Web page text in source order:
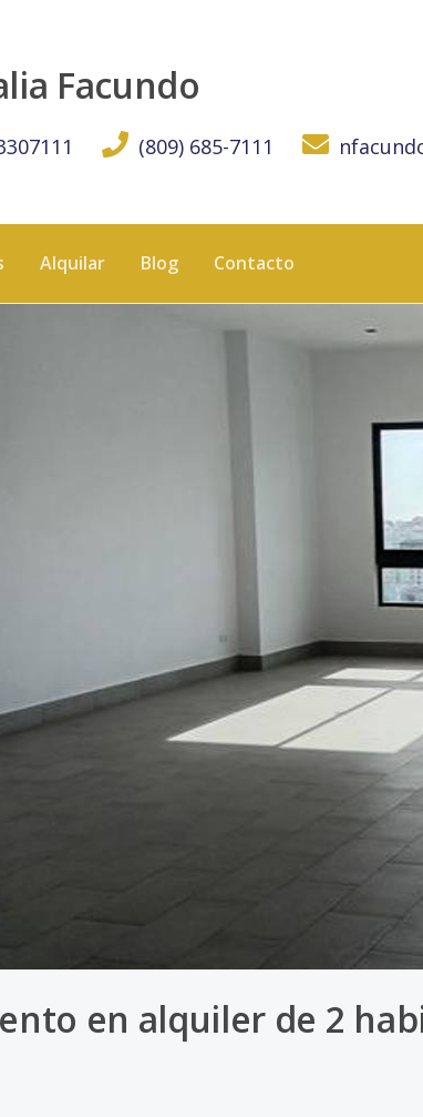
Facundo
(809) 685-7111
Alquilar Blog Contacto
en alquiler de 2
en Naco - KW DOMINICANA